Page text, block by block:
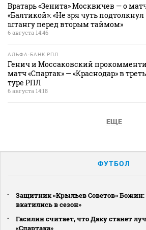
Вратарь «Зенита» Москвичев — о
«Балтикой»: «Не зря чуть подтолкнул
штангу перед вторым таймом»
6 августа 14:46
АЛЬФА-БАНК РПЛ
Генич и Моссаковский
матч «Спартак» — «Краснодар» в
туре РПЛ
6 августа 14:18
ЕЩЕ
ФУТБОЛ
Защитник «Крыльев Советов»
вкатились в сезон»
Гасилин считает, что Даку станет
«Спартака»